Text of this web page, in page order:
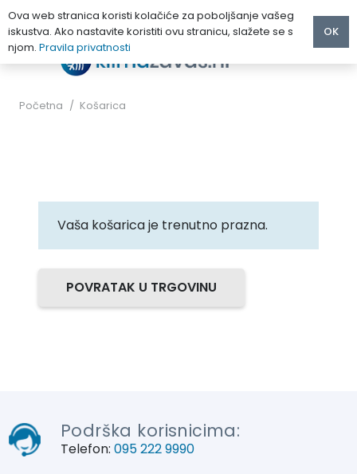
Početna / Košarica
Vaša košarica je trenutno prazna.
POVRATAK U TRGOVINU
Podrška korisnicima:
Telefon: 095 222 9990
Ova web stranica koristi kolačiće za poboljšanje vašeg
iskustva. Ako nastavite koristiti ovu stranicu, slažete se s
njom. Pravila privatnosti
OK